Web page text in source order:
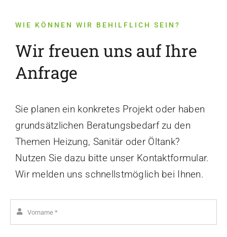
WIE KÖNNEN WIR BEHILFLICH SEIN?
Wir freuen uns auf Ihre
Anfrage
Sie planen ein konkretes Projekt oder haben
grundsätzlichen Beratungsbedarf zu den
Themen Heizung, Sanitär oder Öltank?
Nutzen Sie dazu bitte unser Kontaktformular.
Wir melden uns schnellstmöglich bei Ihnen.